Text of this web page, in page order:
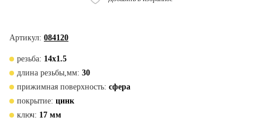
Артикул: 084120
резьба: 14х1.5
длина резьбы,мм: 30
прижимная поверхность: сфера
покрытие: цинк
ключ: 17 мм